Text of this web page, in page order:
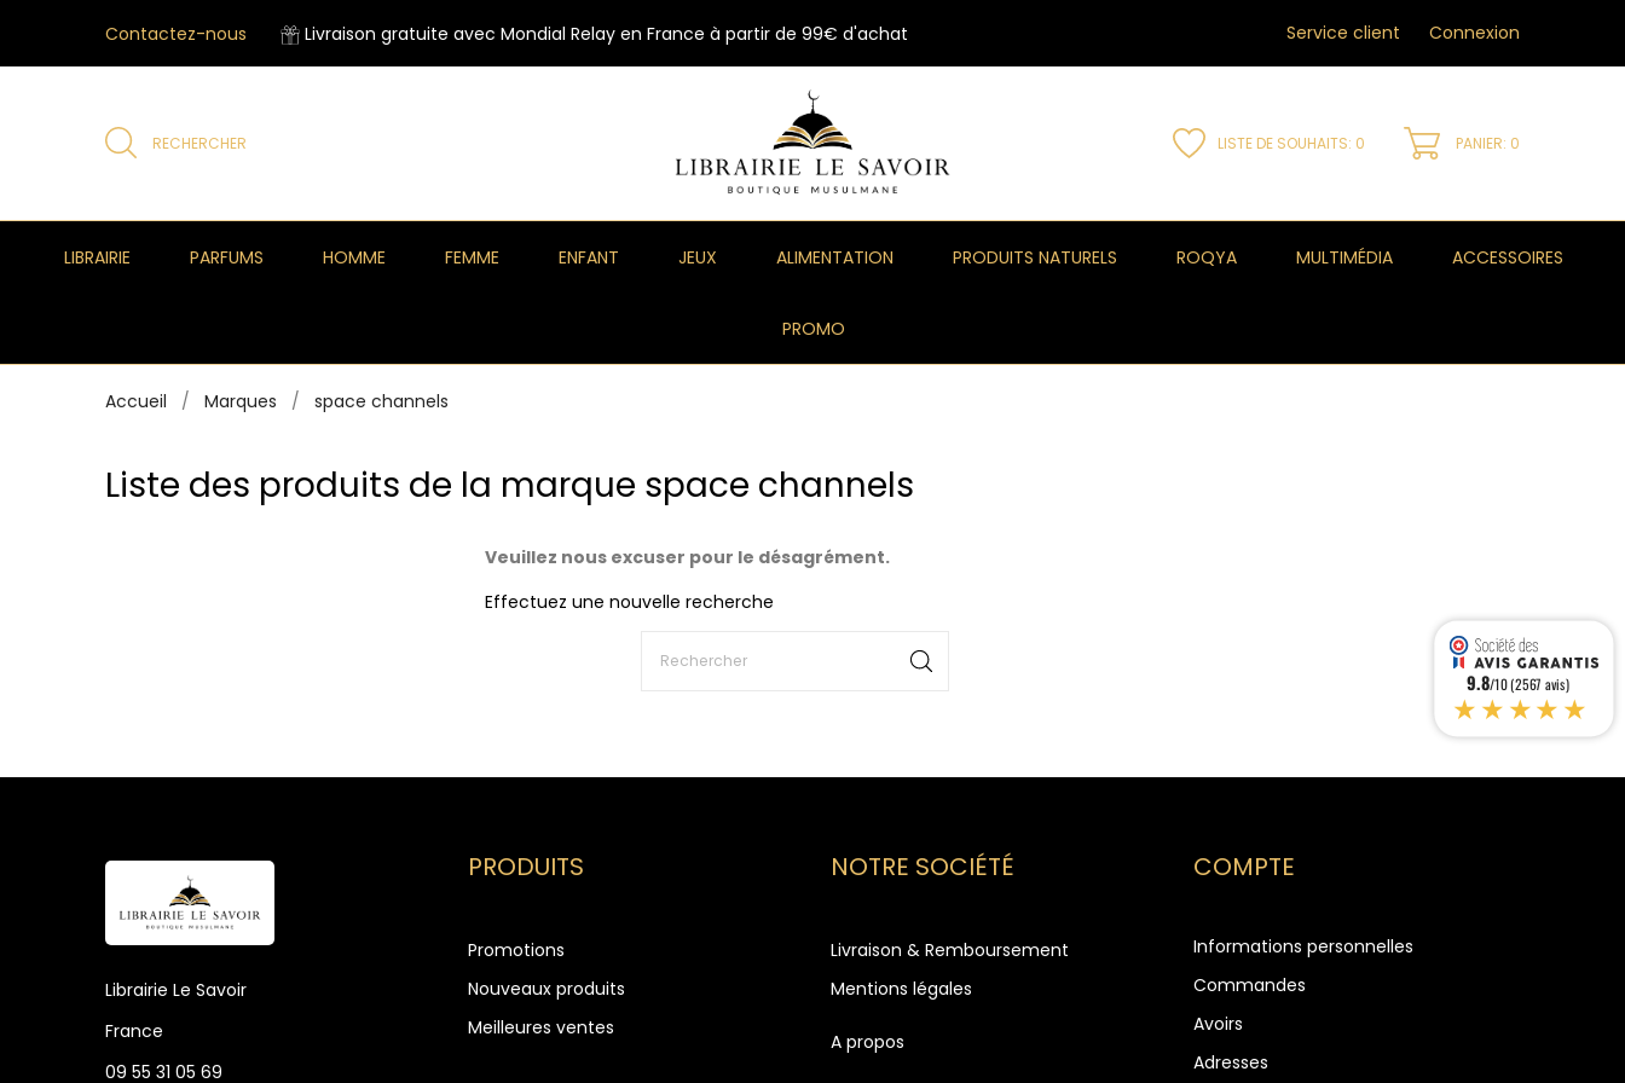
Contactez-nous Livraison gratuite avec Mondial Relay en France à partir de 99€ d'achat Service client Connexion
RECHERCHER LISTE DE SOUHAITS: 0 PANIER: 0
LIBRAIRIE PARFUMS HOMME FEMME ENFANT JEUX ALIMENTATION PRODUITS NATURELS ROQYA MULTIMÉDIA ACCESSOIRES
PROMO
Accueil Marques space channels
Liste des produits de la marque space channels
Veuillez nous excuser pour le désagrément.
Effectuez une nouvelle recherche
Librairie Le Savoir
France
09 55 31 05 69
PRODUITS
Promotions
Nouveaux produits
Meilleures ventes
NOTRE SOCIÉTÉ
Livraison & Remboursement
Mentions légales
A propos
COMPTE
Informations personnelles
Commandes
Avoirs
Adresses
9.8/10 (2567 avis)
★★★★★